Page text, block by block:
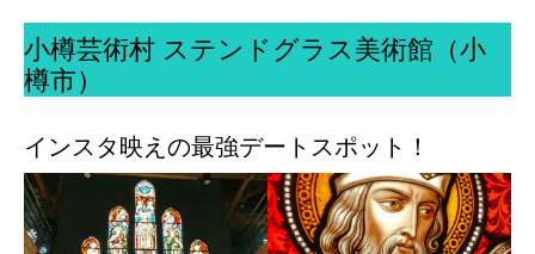
小樽芸術村 ステンドグラス美術館（小
樽市）
インスタ映えの最強デートスポット！